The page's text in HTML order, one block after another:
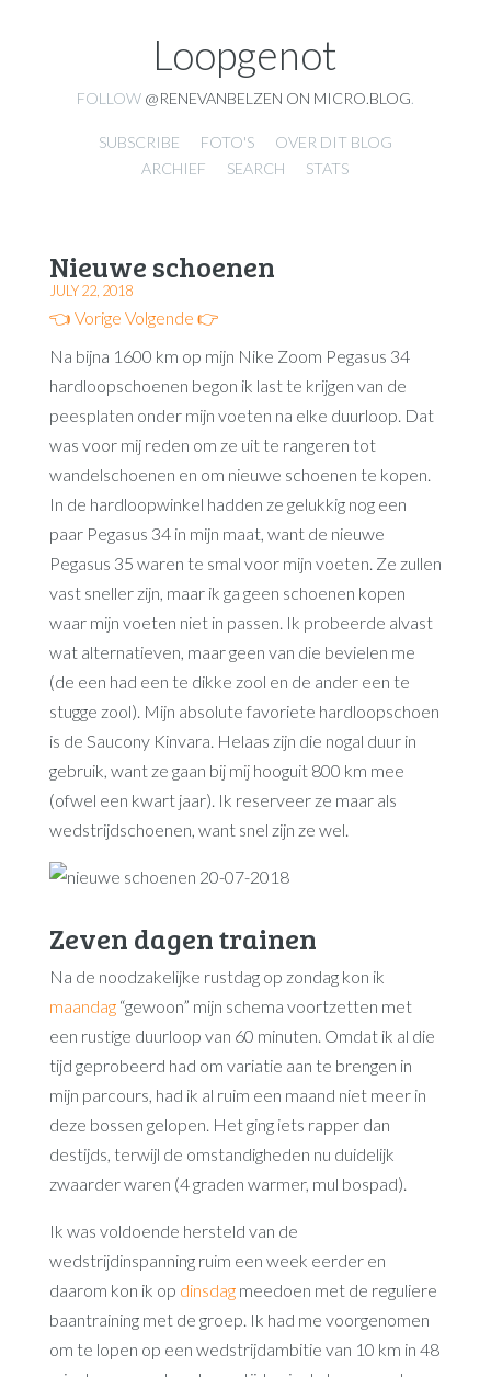
Loopgenot
FOLLOW @RENEVANBELZEN ON MICRO.BLOG
SUBSCRIBE FOTO'S
OVER DIT BLOG
ARCHIEF
SEARCH STATS
Nieuwe schoenen
JULY 22, 2018
👈 Vorige Volgende 👉
Na bijna 1600 km op mijn Nike Zoom Pegasus 34
hardloopschoenen begon ik last te krijgen van de
peesplaten onder mijn voeten na elke duurloop. Dat
was voor mij reden om ze uit te rangeren tot
wandelschoenen en om nieuwe schoenen te kopen.
In de hardloopwinkel hadden ze gelukkig nog een
paar Pegasus 34 in mijn maat, want de nieuwe
Pegasus 35 waren te smal voor mijn voeten. Ze zullen
vast sneller zijn, maar ik ga geen schoenen kopen
waar mijn voeten niet in passen. Ik probeerde alvast
wat alternatieven, maar geen van die bevielen me
(de een had een te dikke zool en de ander een te
stugge zool). Mijn absolute favoriete hardloopschoen
is de Saucony Kinvara. Helaas zijn die nogal duur in
gebruik, want ze gaan bij mij hooguit 800 km mee
(ofwel een kwart jaar). Ik reserveer ze maar als
wedstrijdschoenen, want snel zijn ze wel.
Zeven dagen trainen
Na de noodzakelijke rustdag op zondag kon ik
maandag“gewoon” mijn schema voortzetten met
een rustige duurloop van 60 minuten. Omdat ik al die
tijd geprobeerd had om variatie aan te brengen in
mijn parcours, had ik al ruim een maand niet meer in
deze bossen gelopen. Het ging iets rapper dan
destijds, terwijl de omstandigheden nu duidelijk
zwaarder waren (4 graden warmer, mul bospad).
Ik was voldoende hersteld van de
wedstrijdinspanning ruim een week eerder en
daarom kon ik op dinsdagmeedoen met de reguliere
baantraining met de groep. Ik had me voorgenomen
om te lopen op een wedstrijdambitie van 10 km in 48